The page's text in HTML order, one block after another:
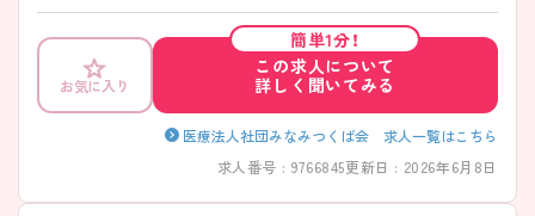
お気に入り
簡単1分！
この求人について
詳しく聞いてみる
医療法人社団みなみつくば会 求人一覧はこちら
求人番号 : 9766845更新日 : 2026年6月8日